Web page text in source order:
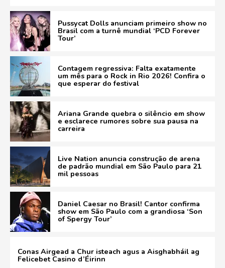
Pussycat Dolls anunciam primeiro show no
Brasil com a turnê mundial ‘PCD Forever
Tour’
Contagem regressiva: Falta exatamente
um mês para o Rock in Rio 2026! Confira o
que esperar do festival
Ariana Grande quebra o silêncio em show
e esclarece rumores sobre sua pausa na
carreira
Live Nation anuncia construção de arena
de padrão mundial em São Paulo para 21
mil pessoas
Daniel Caesar no Brasil! Cantor confirma
show em São Paulo com a grandiosa ‘Son
of Spergy Tour’
Conas Airgead a Chur isteach agus a Aisghabháil ag
Felicebet Casino d’Éirinn